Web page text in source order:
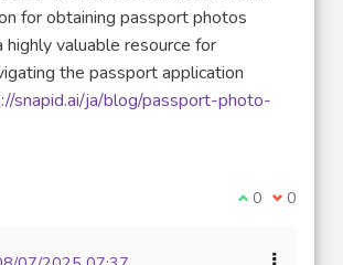
for obtaining passport photos
highly valuable resource for
the passport application
snapid.ai/ja/blog/passport-photo-
Je suis
0 Je ne
0